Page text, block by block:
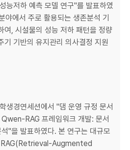
능저하 예측 모델 연구"를 발표하였
야에서 주로 활용되는 생존분석 기
여, 시설물의 성능 저하 패턴을 정량
기 기반의 유지관리 의사결정 지원
생경연세션에서 "댐 운영 규정 문서
RAG 프레임워크 개발: 문서
"을 발표하였다. 본 연구는 대규모
Augmented